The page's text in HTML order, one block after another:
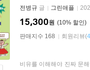
전병규 글 그린애플
10%
15,300원
판매지수 168
회원리뷰(4
비유를 이해해야 진짜 문